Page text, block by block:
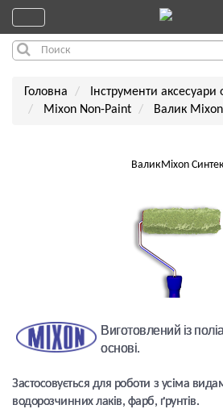
Головна
Інструменти
Mixon Non-Paint
Валик
ВаликMixon
Виготовлений із
основі.
Застосовується для роботи з усіма
водорозчинних лаків, фарб, ґрунтів.